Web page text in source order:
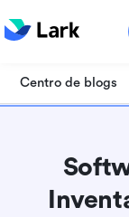
Centro de blogs